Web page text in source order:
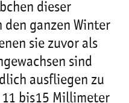
dieser
den ganzen Winter
sie zuvor als
sind
ausfliegen zu
bis15 Millimeter